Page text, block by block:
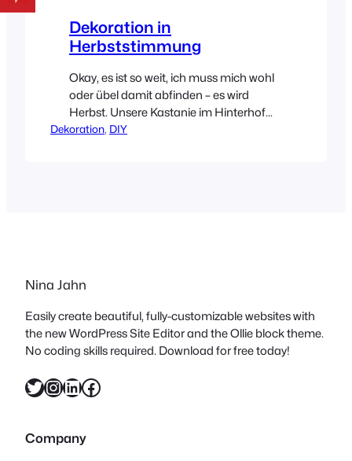
Dekoration in
Herbststimmung
Okay, es ist so weit, ich muss mich wohl
oder übel damit abfinden – es wird
Herbst. Unsere Kastanie im Hinterhof
lässt schon seit Wochen die Blätter
Dekoration, DIY
Nina Jahn
Easily create beautiful, fully-customizable websites with
the new WordPress Site Editor and the Ollie block theme.
No coding skills required. Download for free today!
Twitter InstagramLinkedIn Facebook
Company